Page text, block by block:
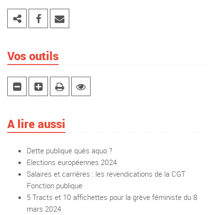
Vos outils
A lire aussi
Dette publique quès aquo ?
Elections européennes 2024
Salaires et carrières : les revendications de la CGT
Fonction publique
5 Tracts et 10 affichettes pour la grève féministe du 8
mars 2024